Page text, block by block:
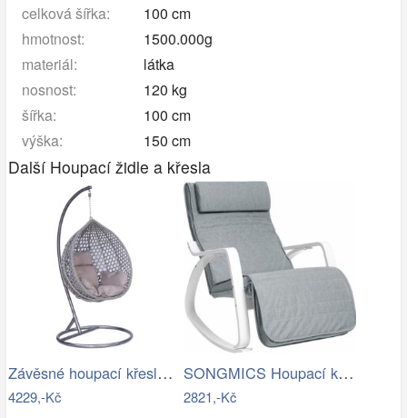
celková šířka:
100 cm
hmotnost:
1500.000g
materiál:
látka
nosnost:
120 kg
šířka:
100 cm
výška:
150 cm
Další Houpací židle a křesla
Závěsné houpací křeslo Houseland Imogen…
4229,-Kč
SONGMICS Houpací křeslo Faux světle šedé
2821,-Kč